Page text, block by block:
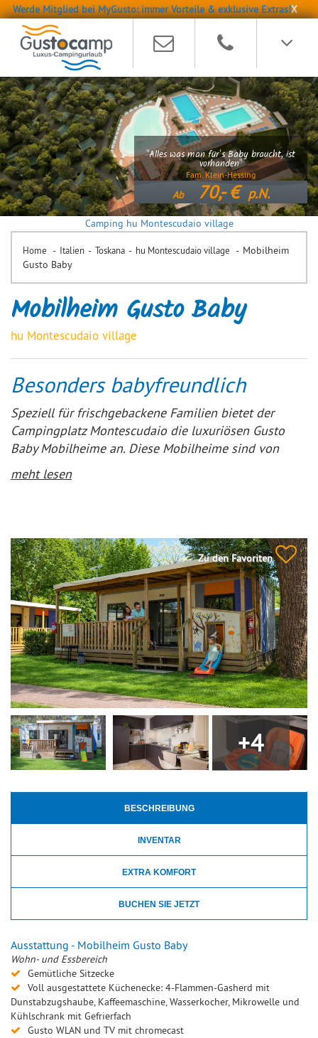
Werde Mitglied bei MyGusto: immer Vorteile & exklusive Extras!X
Camping hu Montescudaio village
Home - Italien - Toskana - hu Montescudaio village - Mobilheim
Gusto Baby
Mobilheim Gusto Baby
hu Montescudaio village
"Alles was man für's Baby braucht, ist
vorhanden"
Fam. Klein-Hessing
Ab 70,- p.N.
Besonders babyfreundlich
Speziell für frischgebackene Familien bietet der
Campingplatz Montescudaio die luxuriösen Gusto
Baby Mobilheime an. Diese Mobilheime sind von
hoher Qualität, luxuriös eingerichtet und mit
Babyausstattung versehen. Das Babyzimmer kann
gewährleisten.
meht lesen
Zu den Favoriten
+4
BESCHREIBUNG
INVENTAR
EXTRA KOMFORT
BUCHEN SIE JETZT
Ausstattung - Mobilheim Gusto Baby
Wohn- und Essbereich
Gemütliche Sitzecke
Voll ausgestattete Küchenecke: 4-Flammen-Gasherd mit
Dunstabzugshaube, Kaffeemaschine, Wasserkocher, Mikrowelle und
Kühlschrank mit Gefrierfach
Gusto WLAN und TV mit chromecast